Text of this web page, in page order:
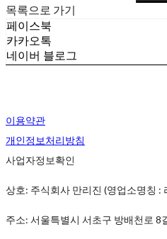
목록으로 가기
페이스북
카카오톡
네이버 블로그
이용약관
개인정보처리방침
사업자정보확인
상호: 주식회사 만리진 (영업소명칭
주소: 서울특별시 서초구 방배천로 8